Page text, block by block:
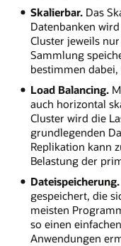
Skalierbar.Das
Datenbanken
Cluster jeweils
Sammlung
bestimmen
Load Balancing.
auch horizontal
Cluster wird die
grundlegenden
Replikation kann
Belastung der
Dateispeicherung.
gespeichert, die
meisten
so einen
Anwendungen